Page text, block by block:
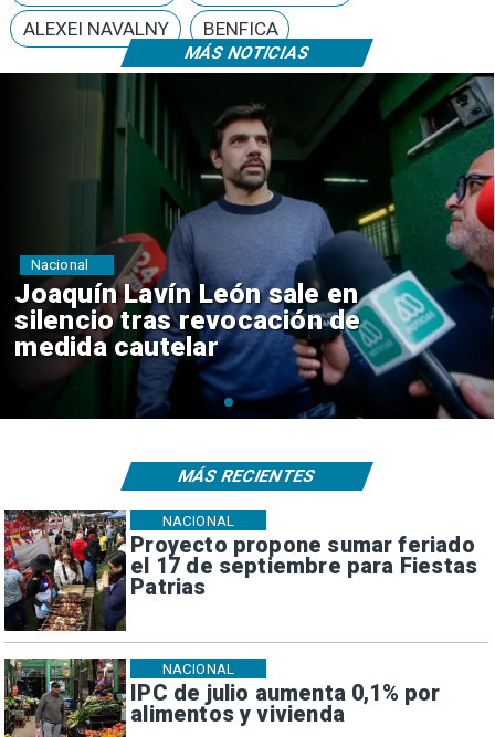
MÁS NOTICIAS
ALEXEI NAVALNY
BENFICA
Chile y Venezuela formalizan
reinicio de relaciones
consulares
Nacional
Proyecto propone sumar feriado
el 17 de septiembre para Fiestas
Patrias
NACIONAL
IPC de julio aumenta 0,1% por
alimentos y vivienda
NACIONAL
MÁS RECIENTES